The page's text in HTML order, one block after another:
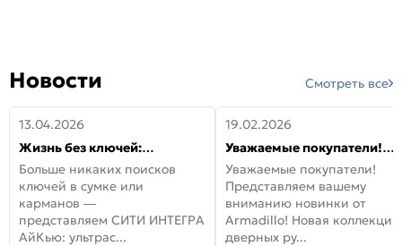
Новости Смотреть все
13.04.2026
Жизнь без ключей:
встречайте новую дверь
СИТИ ИНТЕГРА АйКью!
Больше никаких поисков
ключей в сумке или
карманов —
представляем СИТИ ИНТЕГРА
АйКью: ультрас...
19.02.2026
Уважаемые покупатели!
Представляем вашему
вниманию новинки от
Armadillo!
Уважаемые покупатели!
Представляем вашему
вниманию новинки от
Armadillo! Новая коллекция
дверных ру...